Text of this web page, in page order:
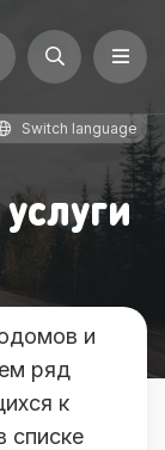
Switch language
и
ряд
к
списке